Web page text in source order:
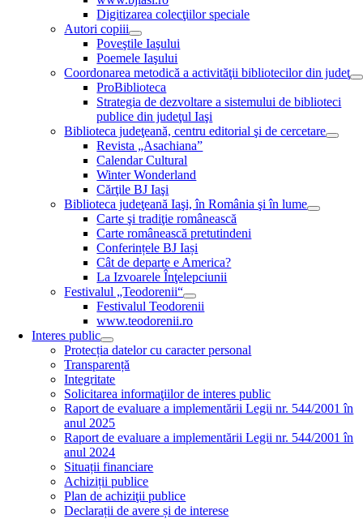
Digitizarea colecţiilor speciale
Autori copiii
Poveştile Iaşului
Poemele Iaşului
Coordonarea metodică a activităţii bibliotecilor din judeţ
ProBiblioteca
Strategia de dezvoltare a sistemului de biblioteci
publice din judeţul Iaşi
Biblioteca judeţeană, centru editorial şi de cercetare
Revista „Asachiana”
Calendar Cultural
Winter Wonderland
Cărţile BJ Iaşi
Biblioteca judeţeană Iaşi, în România şi în lume
Carte şi tradiţie românească
Carte românească pretutindeni
Conferințele BJ Iași
Cât de departe e America?
La Izvoarele Înţelepciunii
Festivalul „Teodorenii“
Festivalul Teodorenii
www.teodorenii.ro
Interes public
Protecția datelor cu caracter personal
Transparență
Integritate
Solicitarea informaţiilor de interes public
Raport de evaluare a implementării Legii nr. 544/2001 în
anul 2025
Raport de evaluare a implementării Legii nr. 544/2001 în
anul 2024
Situații financiare
Achiziții publice
Plan de achiziţii publice
Declarații de avere și de interese